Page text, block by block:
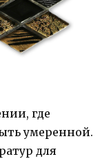
где
умеренной.
для